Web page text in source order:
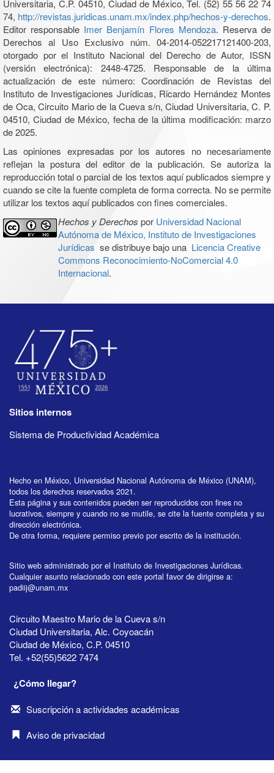
Universitaria, C.P. 04510, Ciudad de México, Tel. (52) 55 56 22 74
74, http://revistas.juridicas.unam.mx/index.php/hechos-y-derechos.
Editor responsable Imer Benjamín Flores Mendoza. Reserva de
Derechos al Uso Exclusivo núm. 04-2014-052217121400-203,
otorgado por el Instituto Nacional del Derecho de Autor, ISSN
(versión electrónica): 2448-4725. Responsable de la última
actualización de este número: Coordinación de Revistas del
Instituto de Investigaciones Jurídicas, Ricardo Hernández Montes
de Oca, Circuito Mario de la Cueva s/n, Ciudad Universitaria, C. P.
04510, Ciudad de México, fecha de la última modificación: marzo
de 2025.
Las opiniones expresadas por los autores no necesariamente
reflejan la postura del editor de la publicación. Se autoriza la
reproducción total o parcial de los textos aquí publicados siempre y
cuando se cite la fuente completa de forma correcta. No se permite
utilizar los textos aquí publicados con fines comerciales.
Hechos y Derechos por Universidad Nacional
Autónoma de México, Instituto de Investigaciones
Jurídicas se distribuye bajo una Licencia Creative
Commons Reconocimiento-NoComercial 4.0
Internacional.
Sitios internos
Sistema de Productividad Académica
Hecho en México, Universidad Nacional Autónoma de México (UNAM),
todos los derechos reservados 2021.
Esta página y sus contenidos pueden ser reproducidos con fines no
lucrativos, siempre y cuando no se mutile, se cite la fuente completa y su
dirección electrónica.
De otra forma, requiere permiso previo por escrito de la institución.
Sitio web administrado por el Instituto de Investigaciones Jurídicas.
Cualquier asunto relacionado con este portal favor de dirigirse a:
padiij@unam.mx
Circuito Maestro Mario de la Cueva s/n
Ciudad Universitaria, Alc. Coyoacán
Ciudad de México, C.P. 04510
Tel. +52(55)5622 7474
¿Cómo llegar?
Suscripción a actividades académicas
Aviso de privacidad